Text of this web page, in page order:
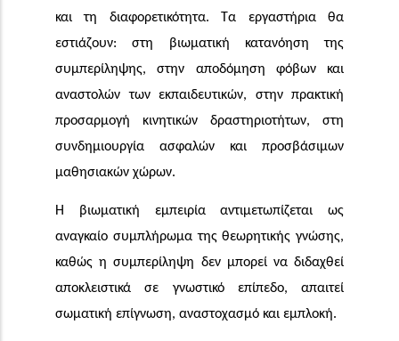
και τη διαφορε­τικότητα. Τα εργαστήρια θα
εστιάζουν: στη βιωματική κατανόηση της
συμπερίληψης,
στην αποδόμηση φόβων και
αναστολών των εκπαιδευτικών, στην πρακτική
προσαρμογή κινητικών δραστη­ριο­τήτων, στη
συνδημιουργία ασφα­λών και προσβάσιμων
μαθησιακών χώρων.
Η βιωματική εμπειρία αντιμετωπίζεται ως
αναγκαίο συμπλήρωμα της θεωρητικής γνώσης,
καθώς η συμπερίληψη δεν μπορεί να διδαχθεί
αποκλειστικά σε γνωστικό επίπεδο, απαιτεί
σωματική επίγνωση, αναστοχασμό και εμπλοκή.